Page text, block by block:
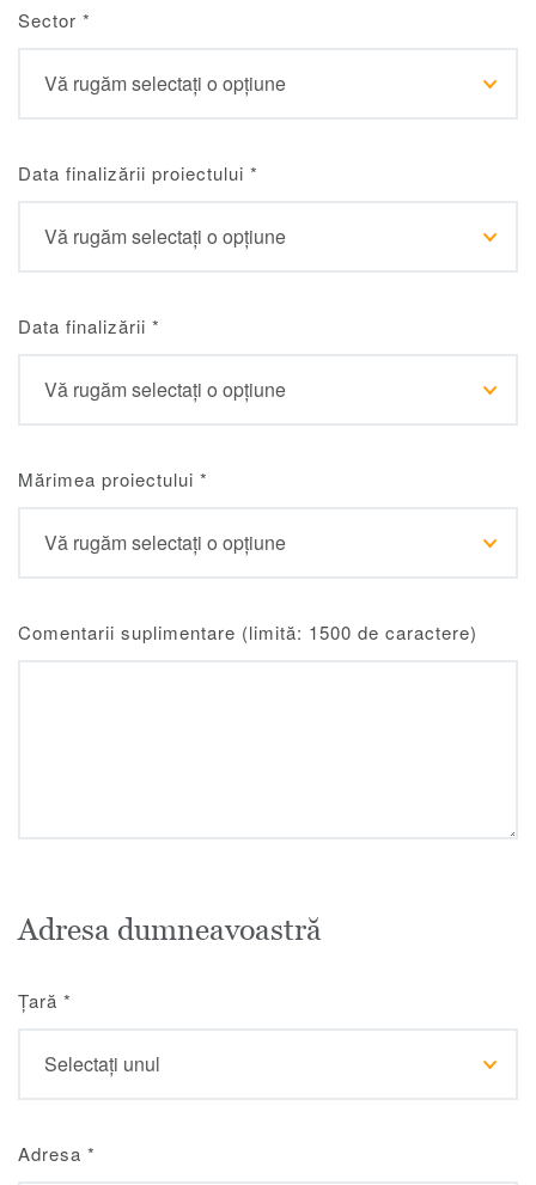
Sector *
Data finalizării proiectului *
Data finalizării *
Mărimea proiectului *
Comentarii suplimentare (limită: 1500 de caractere)
Adresa dumneavoastră
Țară *
Adresa *